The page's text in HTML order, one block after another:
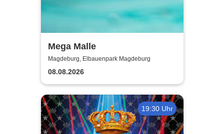
Mega Malle
Magdeburg, Elbauenpark Magdeburg
08.08.2026
19:30 Uhr